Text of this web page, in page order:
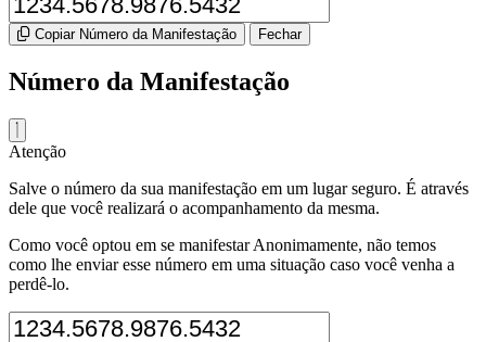
Copiar Número da Manifestação Fechar
Número da Manifestação
Atenção
Salve o número da sua manifestação em um lugar seguro. É através
dele que você realizará o acompanhamento da mesma.
Como você optou em se manifestar Anonimamente, não temos
como lhe enviar esse número em uma situação caso você venha a
perdê-lo.